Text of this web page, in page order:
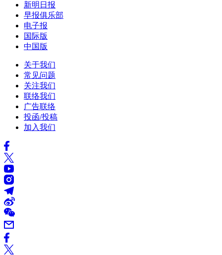
新明日报
早报俱乐部
电子报
国际版
中国版
关于我们
常见问题
关注我们
联络我们
广告联络
投函/投稿
加入我们